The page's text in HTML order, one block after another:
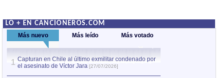
LO + EN CANCIONEROS.COM
Más nuevo Más leído Más votado
1 Capturan en Chile al último exmilitar condenado por
el asesinato de Víctor Jara [27/07/2026]